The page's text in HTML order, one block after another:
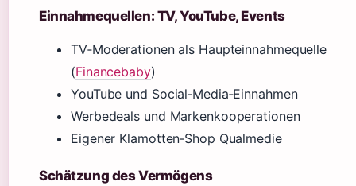
Einnahmequellen: TV, YouTube, Events
TV‑Moderationen als Haupteinnahmequelle
(Financebaby)
YouTube und Social‑Media‑Einnahmen
Werbedeals und Markenkooperationen
Eigener Klamotten‑Shop Qualmedie
Schätzung des Vermögens